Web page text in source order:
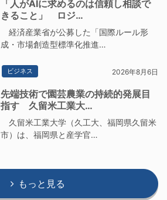
「人がAIに求めるのは信頼し相談で
きること」 ロジ…
経済産業省が公募した「国際ルール形
成・市場創造型標準化推進…
ビジネス 2026年8月6日
先端技術で園芸農業の持続的発展目
指す 久留米工業大…
久留米工業大学（久工大、福岡県久留米
市）は、福岡県と産学官…
もっと見る